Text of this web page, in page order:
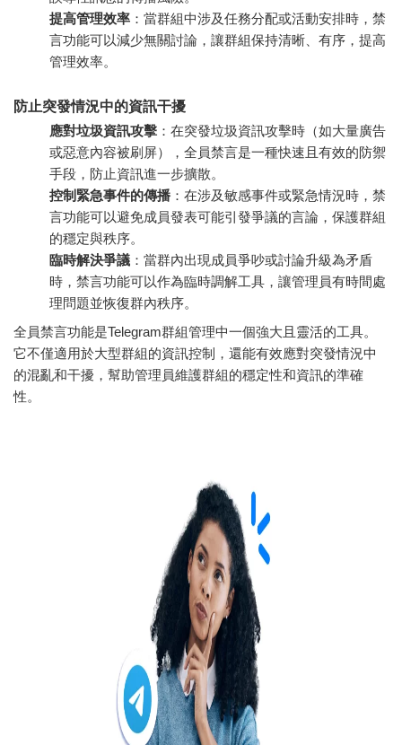
提高管理效率 ：當群組中涉及任務分配或活動安排時，禁
言功能可以減少無關討論，讓群組保持清晰、有序，提高
管理效率。
防止突發情況中的資訊干擾
應對垃圾資訊攻擊 ：在突發垃圾資訊攻擊時（如大量廣告
或惡意內容被刷屏），全員禁言是一種快速且有效的防禦
手段，防止資訊進一步擴散。
控制緊急事件的傳播 ：在涉及敏感事件或緊急情況時，禁
言功能可以避免成員發表可能引發爭議的言論，保護群組
的穩定與秩序。
臨時解決爭議 ：當群內出現成員爭吵或討論升級為矛盾
時，禁言功能可以作為臨時調解工具，讓管理員有時間處
理問題並恢復群內秩序。
全員禁言功能是Telegram群組管理中一個強大且靈活的工具。
它不僅適用於大型群組的資訊控制，還能有效應對突發情況中
的混亂和干擾，幫助管理員維護群組的穩定性和資訊的準確
性。